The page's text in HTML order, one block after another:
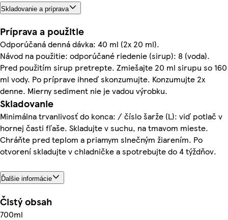
Skladovanie a príprava
Príprava a použitie
Odporúčaná denná dávka: 40 ml (2x 20 ml).
Návod na použitie: odporúčané riedenie (sirup): 8 (voda).
Pred použitím sirup pretrepte. Zmiešajte 20 ml sirupu so 160
ml vody. Po príprave ihneď skonzumujte. Konzumujte 2x
denne. Mierny sediment nie je vadou výrobku.
Skladovanie
Minimálna trvanlivosť do konca: / číslo šarže (L): viď potlač v
hornej časti fľaše. Skladujte v suchu, na tmavom mieste.
Chráňte pred teplom a priamym slnečným žiarením. Po
otvorení skladujte v chladničke a spotrebujte do 4 týždňov.
Ďalšie informácie
Čistý obsah
700ml